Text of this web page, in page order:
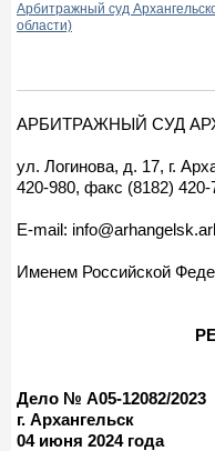
Арбитражный суд
области)
АРБИТРАЖНЫЙ СУД
ул. Логинова, д. 17, г.
420-980, факс (8182) 420-
E-mail:
Именем Российской
Дело № А05-12082/2023
г. Архангельск
04 июня 2024 года